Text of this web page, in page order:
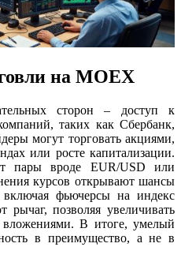
на MOEX
сторон – доступ к
таких как Сбербанк,
могут торговать акциями,
или росте капитализации.
пары вроде EUR/USD или
курсов открывают шансы
фьючерсы на индекс
позволяя увеличивать
В итоге, умелый
в преимущество, а не в